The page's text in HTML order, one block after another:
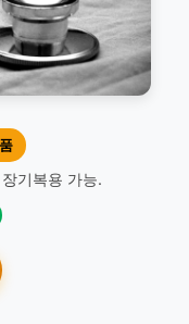
기복용 가능.